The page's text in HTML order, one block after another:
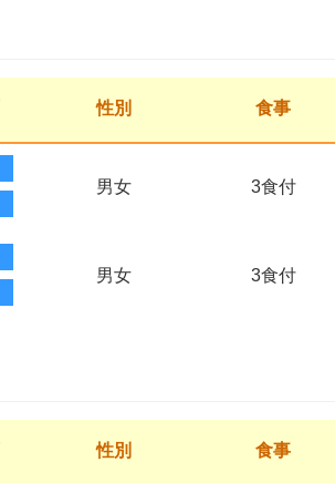
性別 食事
男女 3食付
男女 3食付
性別 食事